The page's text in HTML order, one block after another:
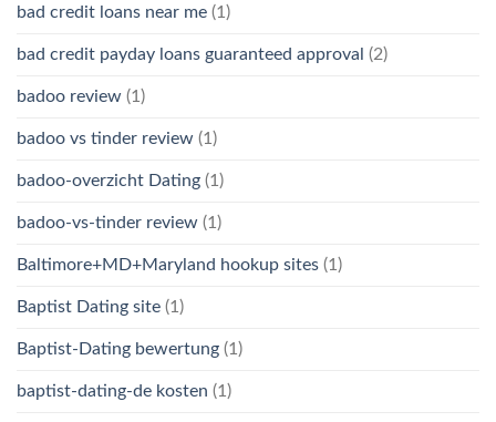
bad credit loans near me (1)
bad credit payday loans guaranteed approval (2)
badoo review (1)
badoo vs tinder review (1)
badoo-overzicht Dating (1)
badoo-vs-tinder review (1)
Baltimore+MD+Maryland hookup sites (1)
Baptist Dating site (1)
Baptist-Dating bewertung (1)
baptist-dating-de kosten (1)